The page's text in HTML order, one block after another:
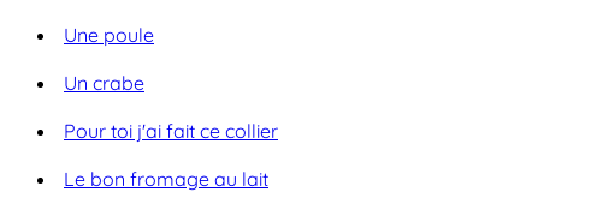
Une poule
Un crabe
Pour toi j'ai fait ce collier
Le bon fromage au lait